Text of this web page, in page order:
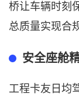
桥让车辆时刻
总质量实现合
安全座舱
工程卡友日均